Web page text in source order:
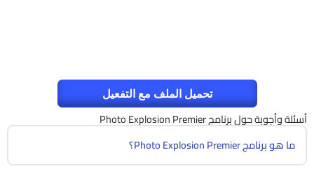
تحميل الملف مع التفعيل
أسئلة وأجوبة حول برنامج Photo Explosion Premier
ما هو برنامج Photo Explosion Premier؟